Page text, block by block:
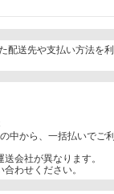
配送先や支払い方法を利
中から、一括払いでご利
会社が異なります。
わせください。